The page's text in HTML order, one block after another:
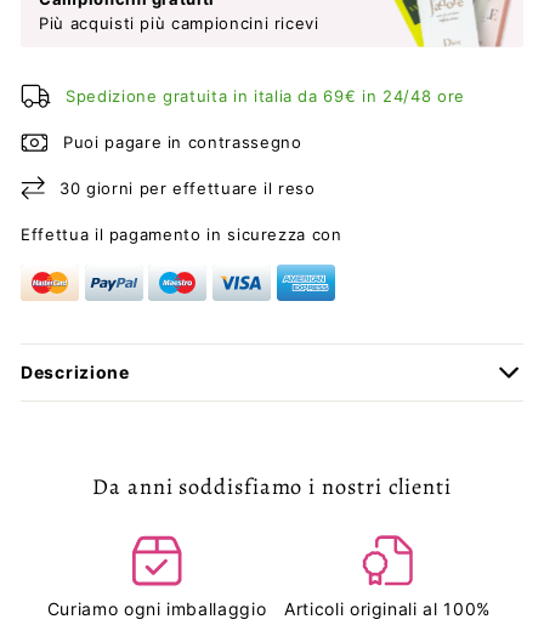
Più acquisti più campioncini ricevi
Spedizione gratuita in italia da 69€ in 24/48 ore
Puoi pagare in contrassegno
30 giorni per effettuare il reso
Effettua il pagamento in sicurezza con
Descrizione
Da anni soddisfiamo i nostri clienti
Curiamo ogni imballaggio Articoli originali al 100%